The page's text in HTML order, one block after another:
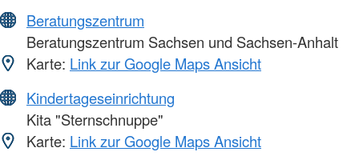
Beratungszentrum
Beratungszentrum Sachsen und Sachsen-Anhalt
Karte: Link zur Google Maps Ansicht
Kindertageseinrichtung
Kita "Sternschnuppe"
Karte: Link zur Google Maps Ansicht